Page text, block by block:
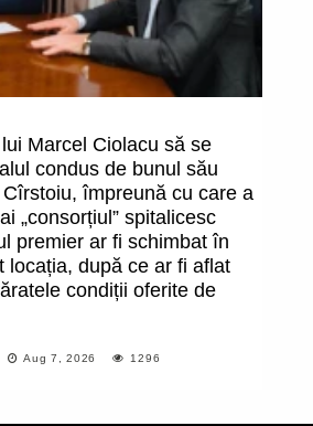
Marcel Ciolacu să se
condus de bunul său
împreună cu care a
„consorțiul” spitalicesc
premier ar fi schimbat în
locația, după ce ar fi aflat
condiții oferite de
Aug 7, 2026 1296